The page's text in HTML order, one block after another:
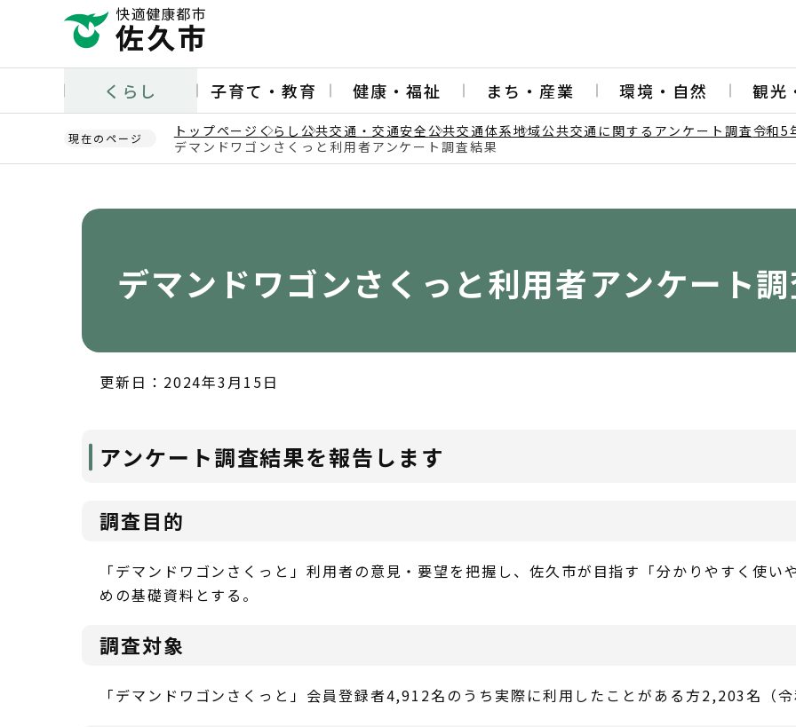
ー
の
頭
くらし 子育て・教育 健康・福祉 まち・産業 環境・自然 観光
現在のページ トップページ くらし 公共交通・交通安全 公共交通体系地域公共交通に関するアンケート調査令和5
デマンドワゴンさくっと利用者アンケート調査結果
デマンドワゴンさくっと利用者アンケート
更新日：2024年3月15日
アンケート調査結果を報告します
調査目的
「デマンドワゴンさくっと」利用者の意見・要望を把握し、佐久市が目指す「分かりやすく使い
めの基礎資料とする。
調査対象
「デマンドワゴンさくっと」会員登録者4,912名のうち実際に利用したことがある方2,203名（令